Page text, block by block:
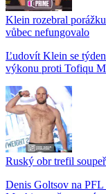
Klein rozebral
vůbec nefungovalo
Ľudovít Klein se
výkonu proti Tofiqu
Ruský obr trefil
Denis Goltsov na PFL